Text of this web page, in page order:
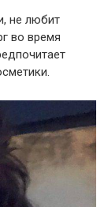
не любит
во время